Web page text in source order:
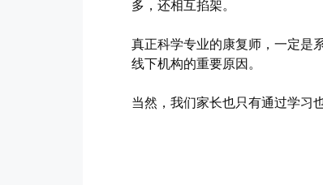
多，还相互掐架。
真正科学专业的康复师，一定是
线下机构的重要原因。
当然，我们家长也只有通过学习